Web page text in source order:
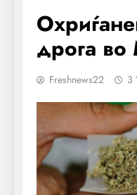
дрога
Freshnews22 3